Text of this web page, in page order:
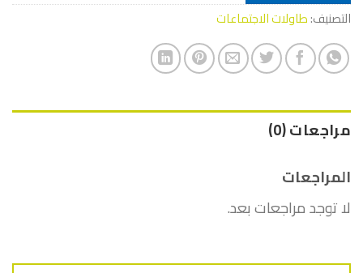
التصنيف:طاولات الاجتماعات
مراجعات (0)
المراجعات
لا توجد مراجعات بعد.